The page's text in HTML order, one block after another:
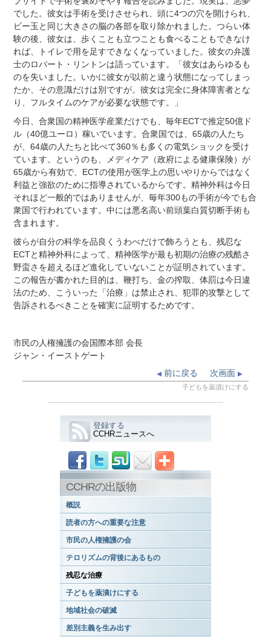
でした。彼女は手術を受けさせられ、頭に4つの穴を開けられ、
ビー玉と同じ大きさの脳の各部を取り除かれました。つらい体
験の後、彼女は、歩くことも立つことも食べることもできなけ
れば、トイレで用を足すできなくなっていました。彼女の弁護
士のロバート・リントンは語っています。「彼女はあらゆるも
のを失いました。いかに彼女が以前と違う状態になってしまっ
たか、その意識だけは別ですが。彼女は完全に身体障害者とな
り、フルタイムのケアが必要な状態です。」
今日、合衆国の精神医学産業だけでも、毎年ECTで推定50億ド
ル（40億ユーロ）稼いでいます。合衆国では、65歳の人たち
が、64歳の人たちと比べて360％も多くの電気ショックを受け
ています。というのも、メディケア（政府による健康保険）が
65歳から有効で、ECTの使用が医学上の思いやりからではなく
利益と強欲のために指導されているからです。精神外科は今日
それほど一般的ではありませんが、毎年300もの手術が今でも合
衆国で行われています。中には悪名高い前頭葉白質切断手術も
含まれます。
彼らが自分の科学を品良くうわべだけで飾ろうとも、残忍な
ECTと精神外科によって、精神医学が最も初期の治療の残酷さ
野蛮さを超えるほど進化していないことが証明されています。
この報告が書かれた目的は、鞭打ち、金の搾取、体罰は今日違
法のため、こういった「治療」は禁止され、犯罪的攻撃として
告訴されるべきことを確実に証明するためです。
市民の人権擁護の会国際本部 会長
ジャン・イーストゲート
次画面
前に戻る
子どもを薬漬けにする
登録する
CCHRニュースへ
CCHRの出版物
概説
読者の方への重要な注意
市民の人権擁護の会
テロリズムの背後にあるもの
残忍な治療
子どもを薬漬けにする
地域社会の破滅
差別主義を生み出す